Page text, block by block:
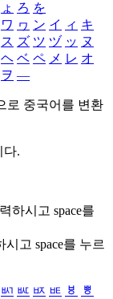
ょ ろ を
ワ ヮ ン イ ィ キ
ス ズ ツ ヅ ッ ヌ
ヘ ベ ペ メ レ オ
ヲ ―
로 중국어를 변환
다.
하시고 space를
시고 space를 누르
ㅴ ㅵ ㅶ ㅷ ㅸ
ㅹ